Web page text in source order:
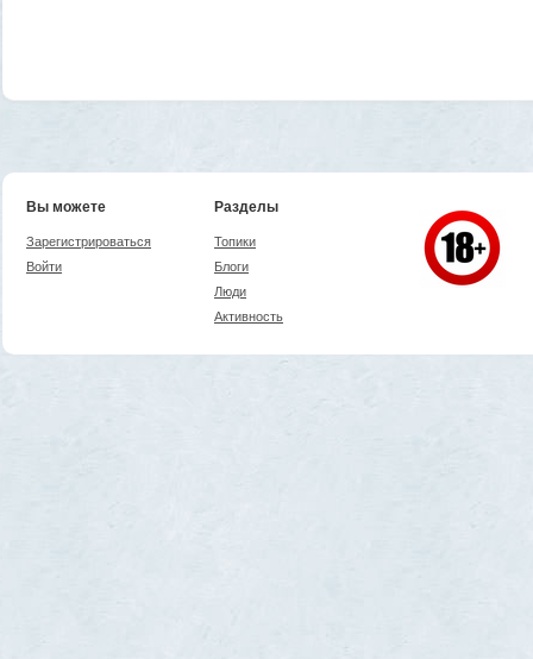
Вы можете
Зарегистрироваться
Войти
Разделы
Топики
Блоги
Люди
Активность